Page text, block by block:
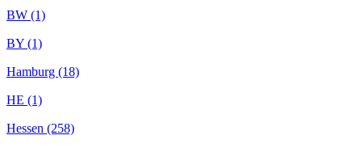
BW (1)
BY (1)
Hamburg (18)
HE (1)
Hessen (258)